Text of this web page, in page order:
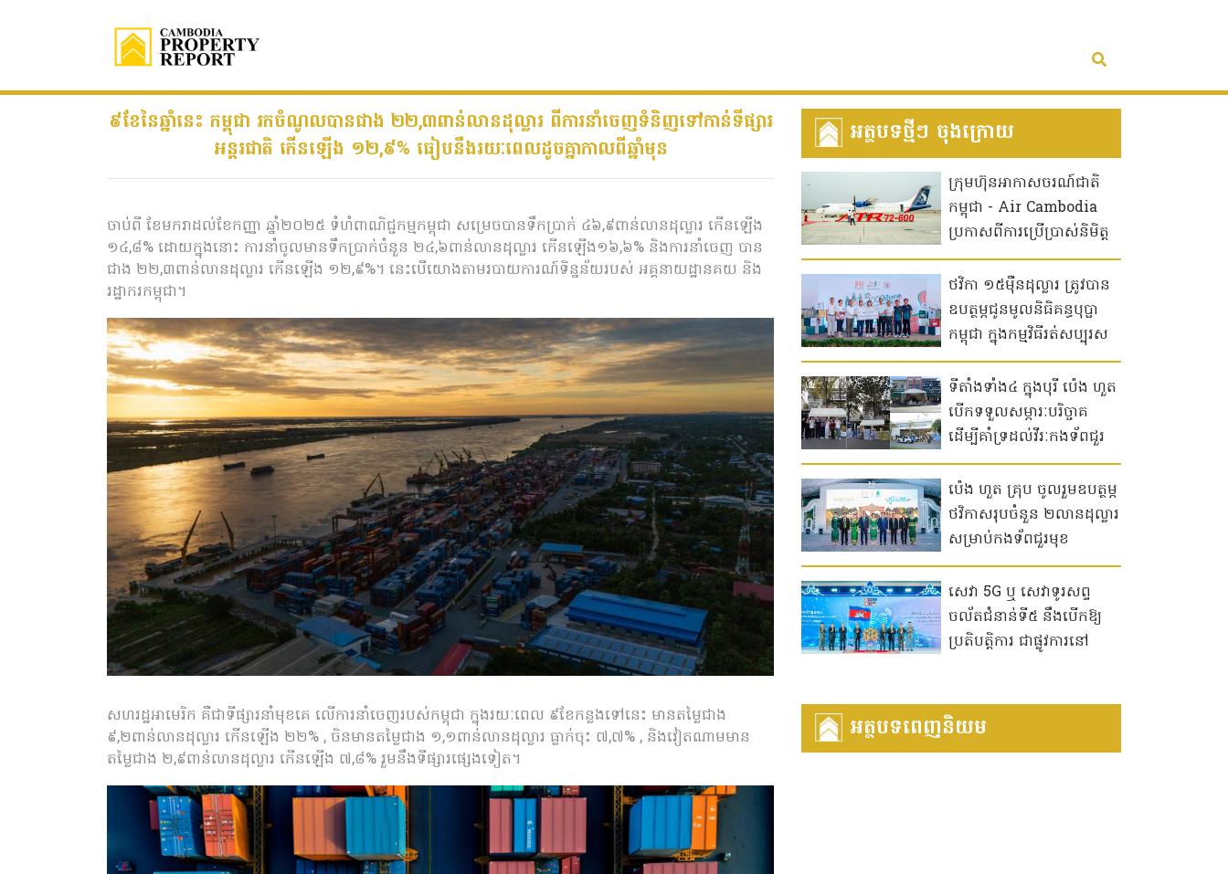
៩ខែនៃឆ្នាំនេះ កម្ពុជា រកចំណូលបានជាង ២២,៣ពាន់លានដុល្លារ ពីការនាំចេញទំនិញទៅកាន់ទីផ្សារ
អន្តរជាតិ កើនឡើង ១២,៩% ធៀបនឹងរយៈពេលដូចគ្នាកាលពីឆ្នាំមុន
ចាប់ពី ខែមករាដល់ខែកញ្ញា ឆ្នាំ២០២៥ ទំហំពាណិជ្ជកម្មកម្ពុជា សម្រេចបានទឹកប្រាក់ ៤៦,៩ពាន់លានដុល្លារ កើនឡើង
១៤,៨% ដោយក្នុងនោះ ការនាំចូលមានទឹកប្រាក់ចំនួន ២៤,៦ពាន់លានដុល្លារ កើនឡើង១៦,៦% និងការនាំចេញ បាន
ជាង ២២,៣ពាន់លានដុល្លារ កើនឡើង ១២,៩%។ នេះបើយោងតាមរបាយការណ៍ទិន្នន័យរបស់ អគ្គនាយដ្ឋានគយ និង
រដ្ឋាករកម្ពុជា។
សហរដ្ឋអាមេរិក គឺជាទីផ្សារនាំមុខគេ លើការនាំចេញរបស់កម្ពុជា ក្នុងរយៈពេល ៩ខែកន្លងទៅនេះ មានតម្លៃជាង
៩,២ពាន់លានដុល្លារ កើនឡើង ២២% , ចិនមានតម្លៃជាង ១,១ពាន់លានដុល្លារ ធ្លាក់ចុះ ៧,៧% , និងវៀតណាមមាន
តម្លៃជាង ២,៩ពាន់លានដុល្លារ កើនឡើង ៧,៨% រួមនឹងទីផ្សារផ្សេងទៀត។
អត្ថបទថ្មីៗ ចុងក្រោយ
ក្រុមហ៊ុនអាកាសចរណ៍ជាតិ
កម្ពុជា - Air Cambodia
ប្រកាសពីការប្រើប្រាស់និមិត្ត
សញ្ញាថ្មី "សត្វត្រយ៉ង" ចាប់ពី
ថ្ងៃទី ១៥មករាឆ្នាំ២០២៦ នេះ!
ថវិកា ១៥ម៉ឺនដុល្លារ ត្រូវបាន
ឧបត្ថម្ភជូនមូលនិធិគន្ធបុប្ផា
កម្ពុជា ក្នុងកម្មវិធីរត់សប្បុរស
ធម៌ “3000 ជំហានដើម្បី
មូលនិធិគន្ធបុប្ផា” រៀបចំដោយ
ប៉េង ហួត គ្រុប
ទីតាំងទាំង៤ ក្នុងបុរី ប៉េង ហួត
បើកទទួលសម្ភារៈបរិច្ចាគ
ដើម្បីគាំទ្រដល់វីរៈកងទ័ពជួរ
មុខ និងបងប្អូនភៀសសឹក
ប៉េង ហួត គ្រុប ចូលរួមឧបត្ថម្ភ
ថវិកាសរុបចំនួន ២លានដុល្លារ
សម្រាប់កងទ័ពជួរមុខ
និងជនភៀសសឹក
សេវា 5G ឬ សេវាទូរសព្ទ
ចល័តជំនាន់ទី៥ នឹងបើកឱ្យ
ប្រតិបត្តិការ ជាផ្លូវការនៅ
អត្ថបទពេញនិយម